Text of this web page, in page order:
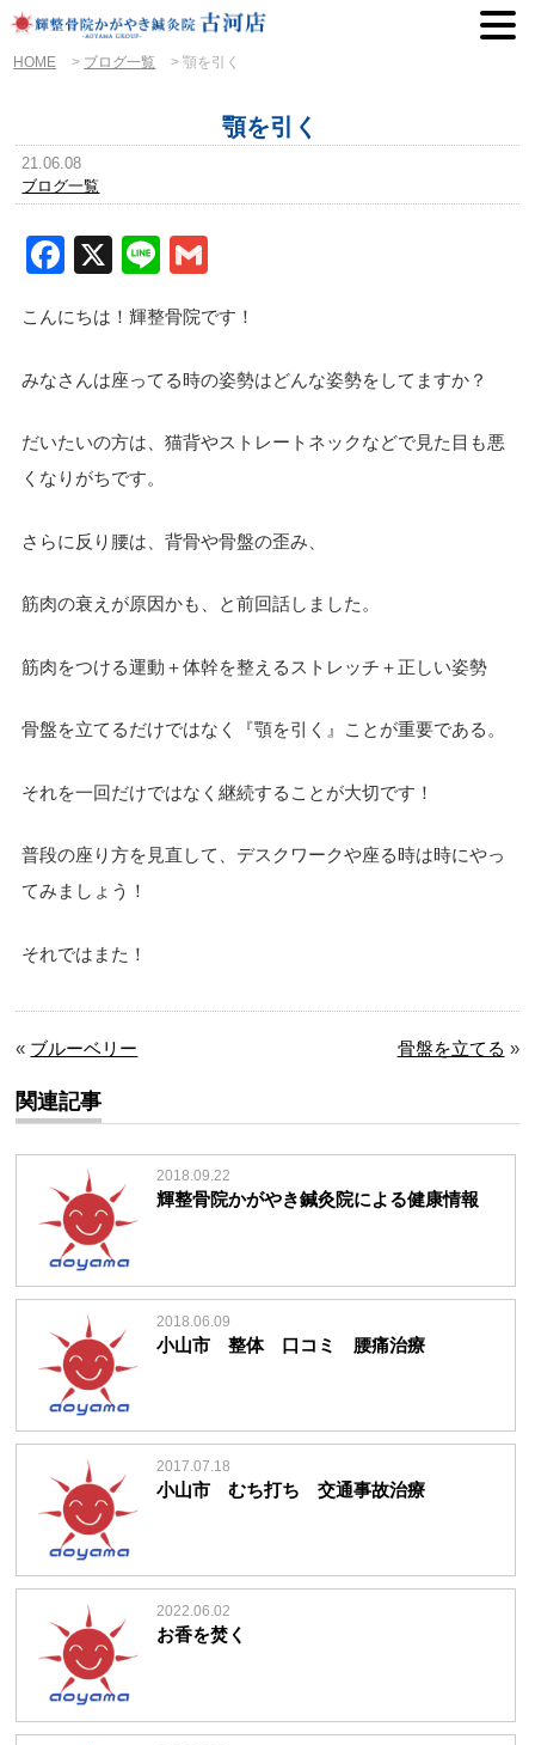
HOME > ブログ一覧 >顎を引く
顎を引く
21.06.08
ブログ一覧
Facebook
X Line
こんにちは！輝整骨院です！
みなさんは座ってる時の姿勢はどんな姿勢をしてますか？
だいたいの方は、猫背やストレートネックなどで見た目も悪
くなりがちです。
さらに反り腰は、背骨や骨盤の歪み、
筋肉の衰えが原因かも、と前回話しました。
筋肉をつける運動＋体幹を整えるストレッチ＋正しい姿勢
骨盤を立てるだけではなく『顎を引く』ことが重要である。
それを一回だけではなく継続することが大切です！
普段の座り方を見直して、デスクワークや座る時は時にやっ
てみましょう！
それではまた！
« ブルーベリー 骨盤を立てる »
関連記事
2018.09.22
輝整骨院かがやき鍼灸院による健康情報
2018.06.09
小山市 整体 口コミ 腰痛治療
2017.07.18
小山市 むち打ち 交通事故治療
2022.06.02
お香を焚く